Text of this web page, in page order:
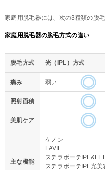
家庭用脱毛器には、次の3種類の脱
家庭用脱毛器の脱毛方式の違い
脱毛方式 光（IPL）方式
痛み 弱い
照射面積
美肌ケア
主な機能
ケノン
LAVIE
ステラボーテ
ステラボーテIPL光美